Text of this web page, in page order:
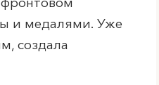
и медалями. Уже
создала